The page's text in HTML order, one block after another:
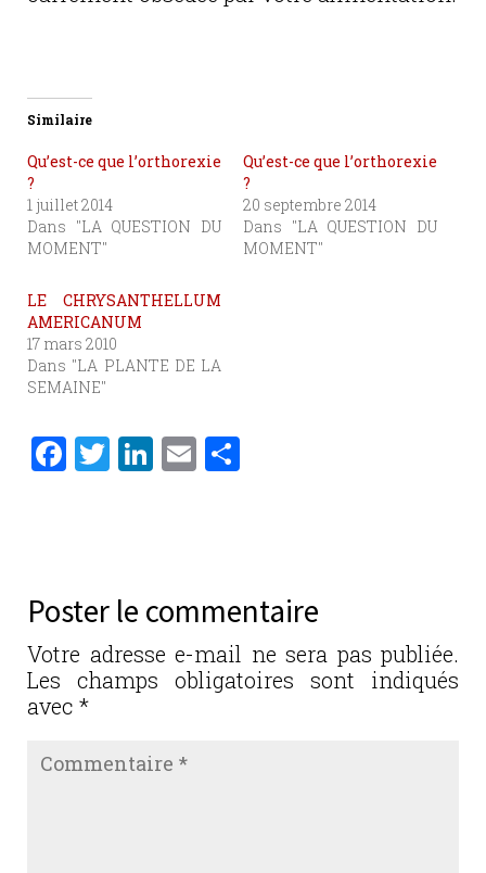
Similaire
Qu’est-ce que l’orthorexie
?
1 juillet 2014
Dans "LA QUESTION DU
MOMENT"
Qu’est-ce que l’orthorexie
?
20 septembre 2014
Dans "LA QUESTION DU
MOMENT"
LE CHRYSANTHELLUM
AMERICANUM
17 mars 2010
Dans "LA PLANTE DE LA
SEMAINE"
F
b
o
o
k
T
r
Li
n
E
er
Poster le commentaire
Votre adresse e-mail ne sera pas publiée.
Les champs obligatoires sont indiqués
avec *